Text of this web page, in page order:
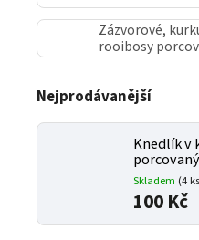
Zázvorové,
rooibosy
Nejprodávanější
Knedlík v
Skladem (4 ks
100 Kč